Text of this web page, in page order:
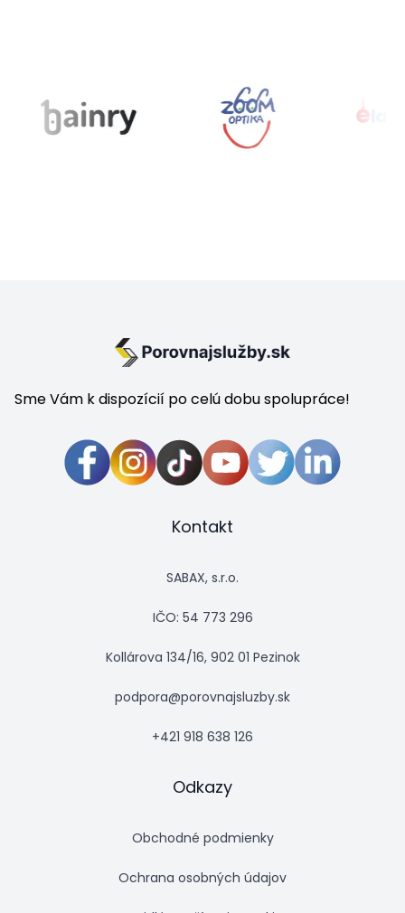
Sme Vám k dispozícií po celú dobu spolupráce!
Kontakt
SABAX, s.r.o.
IČO: 54 773 296
Kollárova 134/16, 902 01 Pezinok
podpora@porovnajsluzby.sk
+421 918 638 126
Odkazy
Obchodné podmienky
Ochrana osobných údajov